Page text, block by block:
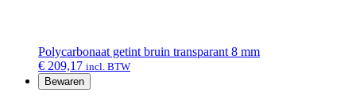
Polycarbonaat getint bruin transparant 8 mm
€ 209,17 incl. BTW
Bewaren